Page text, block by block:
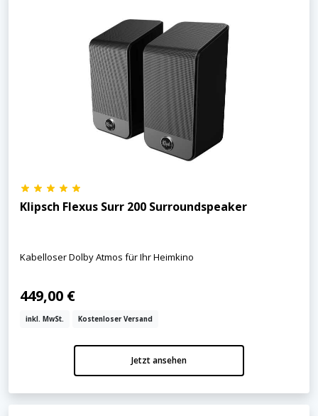
Klipsch Flexus Surr 200 Surroundspeaker
Kabelloser Dolby Atmos für Ihr Heimkino
449,00 €
inkl. MwSt. Kostenloser Versand
Jetzt ansehen